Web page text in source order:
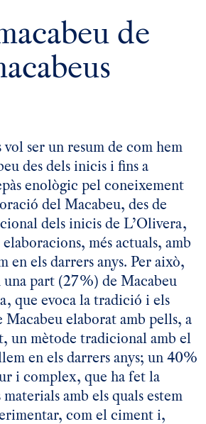
de
ser un resum de com hem
des dels inicis i fins a
enològic pel coneixement
del Macabeu, des de
dels inicis de L’Olivera,
més actuals, amb
en els darrers anys. Per això,
part (27%) de Macabeu
que evoca la tradició i els
elaborat amb pells, a
un mètode tradicional amb el
en els darrers anys; un 40%
i complex, que ha fet la
amb els quals estem
com el ciment i,